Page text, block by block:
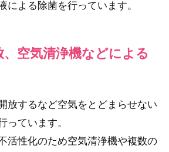
による除菌を行っています。
、空気清浄機などによる
放するなど空気をとどまらせない
っています。
活性化のため空気清浄機や複数の